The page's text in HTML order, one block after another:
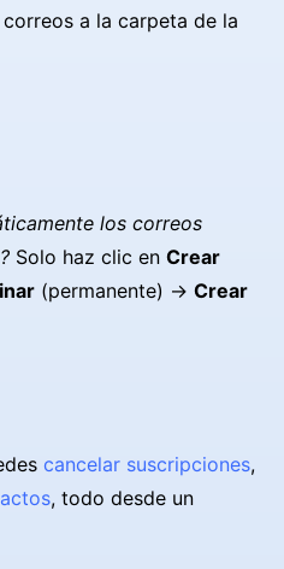
a la carpeta de la
los correos
Solo haz clic en Crear
(permanente) → Crear
cancelar suscripciones,
, todo desde un